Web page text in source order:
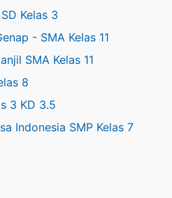
Kelas 3
- SMA Kelas 11
SMA Kelas 11
8
3 KD 3.5
Indonesia SMP Kelas 7